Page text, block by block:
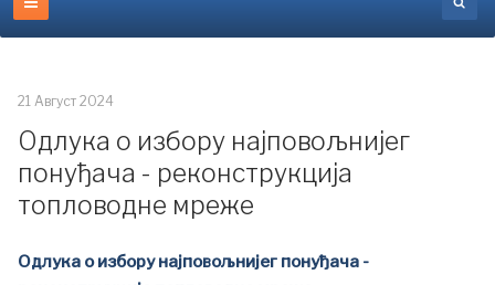
21 Август 2024
Одлука о избору најповољнијег
понуђача - реконструкција
топловодне мреже
Одлука о избору најповољнијег понуђача -